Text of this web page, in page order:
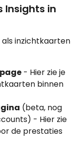
Insights in
als inzichtkaarten
- Hier zie je
binnen
(beta, nog
- Hier zie
de prestaties